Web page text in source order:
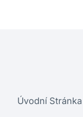
Úvodní Stránka